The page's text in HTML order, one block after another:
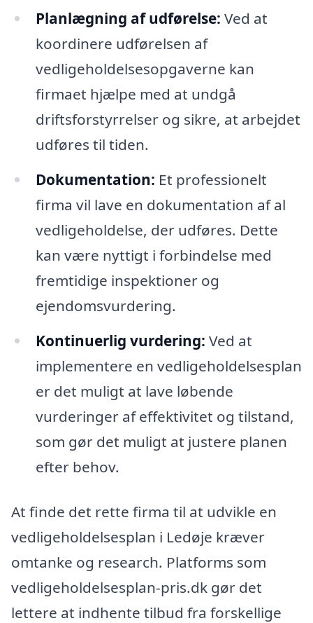
Planlægning af udførelse: Ved at
koordinere udførelsen af
vedligeholdelsesopgaverne kan
firmaet hjælpe med at undgå
driftsforstyrrelser og sikre, at arbejdet
udføres til tiden.
Dokumentation: Et professionelt
firma vil lave en dokumentation af al
vedligeholdelse, der udføres. Dette
kan være nyttigt i forbindelse med
fremtidige inspektioner og
ejendomsvurdering.
Kontinuerlig vurdering: Ved at
implementere en vedligeholdelsesplan
er det muligt at lave løbende
vurderinger af effektivitet og tilstand,
som gør det muligt at justere planen
efter behov.
At finde det rette firma til at udvikle en
vedligeholdelsesplan i Ledøje kræver
omtanke og research. Platforms som
vedligeholdelsesplan-pris.dk gør det
lettere at indhente tilbud fra forskellige